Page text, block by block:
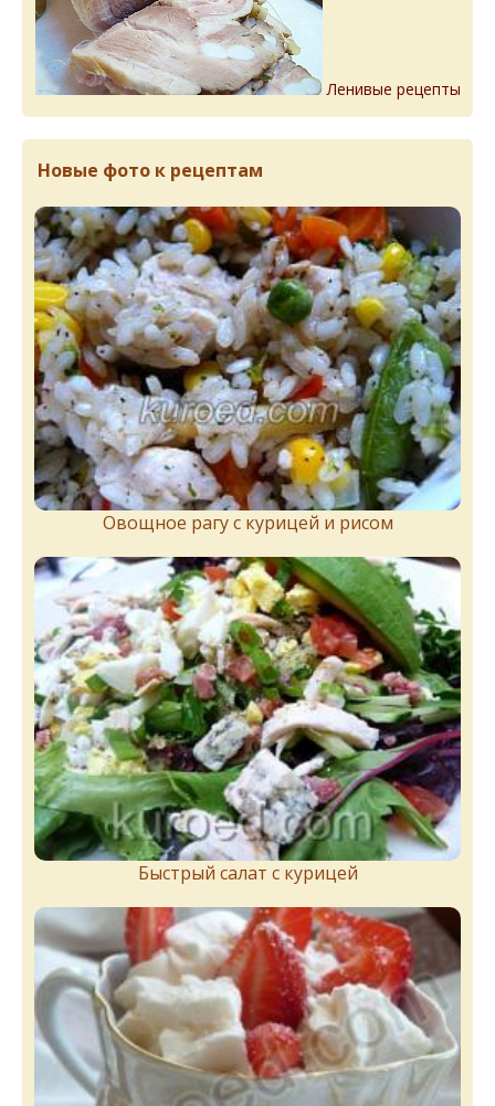
Ленивые рецепты
Новые фото к рецептам
Овощное рагу с курицей и рисом
Быстрый салат с курицей